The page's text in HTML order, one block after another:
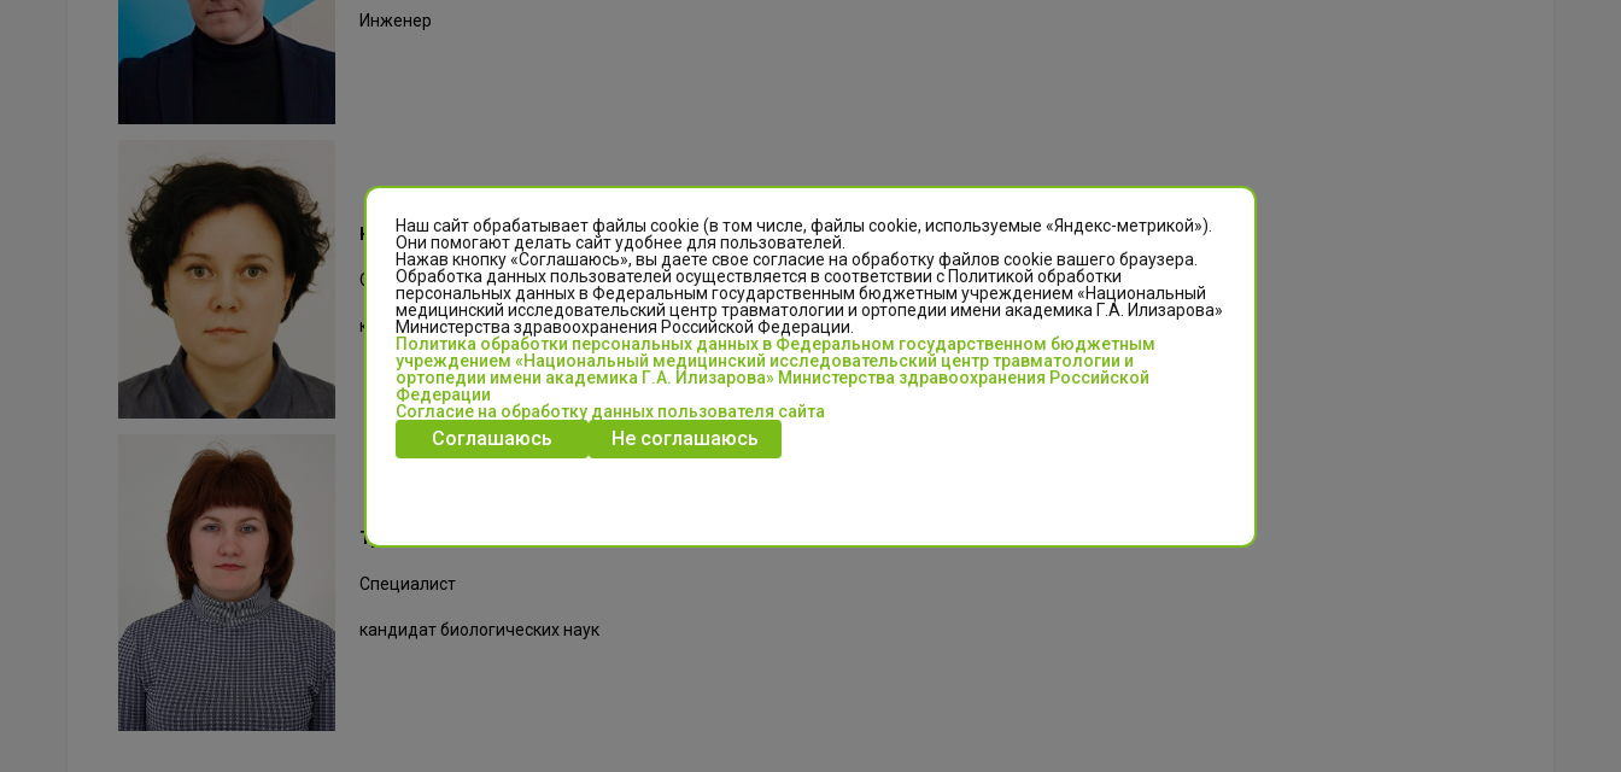
Инженер
Киреева Елена Анатольевна
Специалист
кандидат биологических наук
Тушина Наталья Владимировна
Специалист
кандидат биологических наук
Наш сайт обрабатывает файлы cookie (в том числе, файлы cookie, используемые «Яндекс-метрикой»).
Они помогают делать сайт удобнее для пользователей.
Нажав кнопку «Соглашаюсь», вы даете свое согласие на обработку файлов cookie вашего браузера.
Обработка данных пользователей осуществляется в соответствии с Политикой обработки
персональных данных в Федеральным государственным бюджетным учреждением «Национальный
медицинский исследовательский центр травматологии и ортопедии имени академика Г.А. Илизарова»
Министерства здравоохранения Российской Федерации.
Политика обработки персональных данных в Федеральном государственном бюджетным
учреждением «Национальный медицинский исследовательский центр травматологии и
ортопедии имени академика Г.А. Илизарова» Министерства здравоохранения Российской
Федерации
Согласие на обработку данных пользователя сайта
Соглашаюсь Не соглашаюсь